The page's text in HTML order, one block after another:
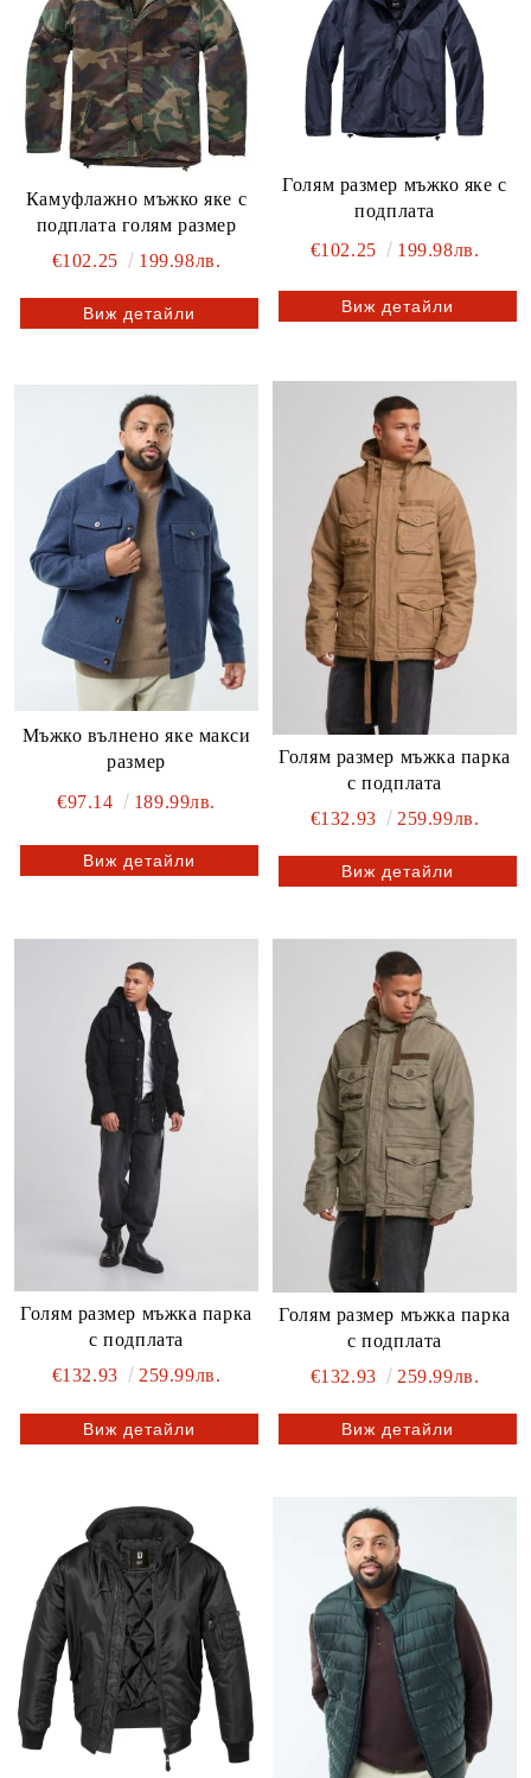
Камуфлажно мъжко яке с
подплата голям размер
€102.25
199.98лв.
Виж детайли
Голям размер мъжко яке с
подплата
€102.25
199.98лв.
Виж детайли
Мъжко вълнено яке макси
размер
€97.14 189.99лв.
Виж детайли
Голям размер мъжка парка
с подплата
€132.93
259.99лв.
Виж детайли
Голям размер мъжка парка
с подплата
€132.93
259.99лв.
Виж детайли
Голям размер мъжка парка
с подплата
€132.93
259.99лв.
Виж детайли